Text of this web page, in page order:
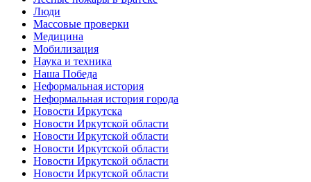
Люди
Массовые проверки
Медицина
Мобилизация
Наука и техника
Наша Победа
Неформальная история
Неформальная история города
Новости Иркутска
Новости Иркутской области
Новости Иркутской области
Новости Иркутской области
Новости Иркутской области
Новости Иркутской области